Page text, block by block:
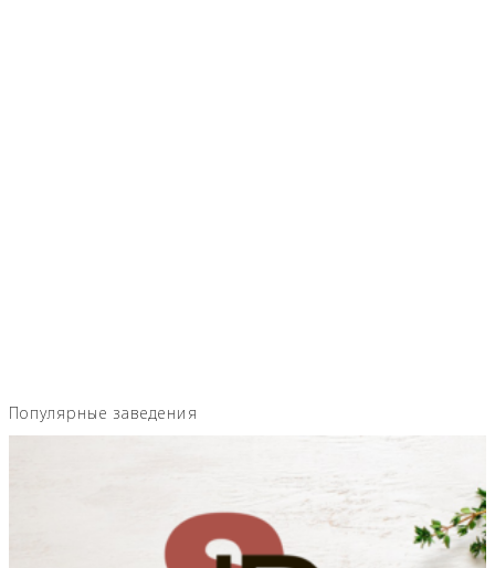
Популярные заведения